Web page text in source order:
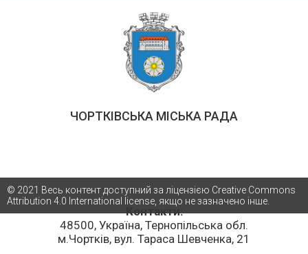
ЧОРТКІВСЬКА МІСЬКА РАДА
Контакти:
48500, Україна, Тернопільська обл.
м.Чортків, вул. Тараса Шевченка, 21
© 2021 Весь контент доступний за ліцензією Creative Commons
Attribution 4.0 International license, якщо не зазначено інше.